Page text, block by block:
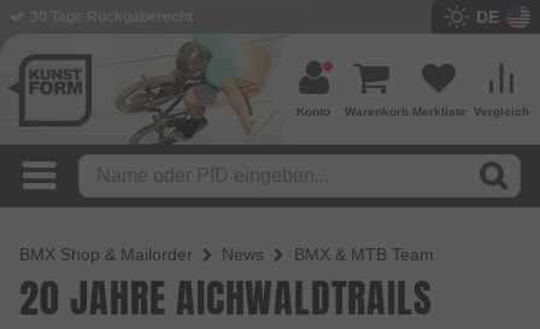
DE
Vergleich
Merkliste
Warenkorb
Konto
BMX Shop & Mailorder News BMX & MTB Team
20 JAHRE AICHWALDTRAILS